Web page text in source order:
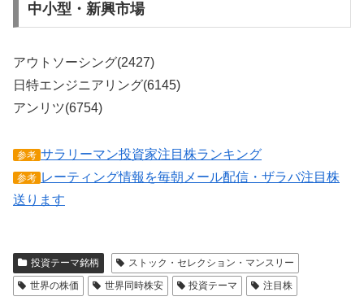
中小型・新興市場
アウトソーシング(2427)
日特エンジニアリング(6145)
アンリツ(6754)
参考 サラリーマン投資家注目株ランキング
参考 レーティング情報を毎朝メール配信・ザラバ注目株
送ります
投資テーマ銘柄
ストック・セレクション・マンスリー
世界の株価
世界同時株安 投資テーマ 注目株